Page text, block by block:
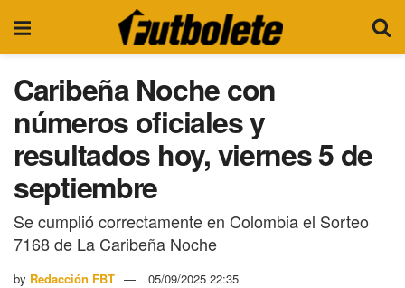
Caribeña Noche con
números oficiales y
resultados hoy, viernes 5 de
septiembre
Se cumplió correctamente en Colombia el Sorteo
7168 de La Caribeña Noche
by Redacción FBT 05/09/2025 22:35